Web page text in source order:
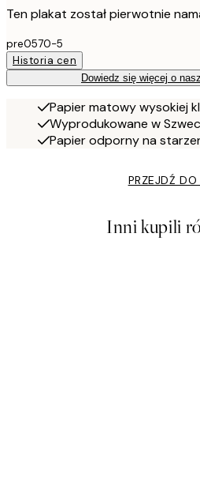
Ten plakat został pierwotnie
pre0570-5
Historia cen
Dowiedz się więcej o
Papier matowy wysokiej
Wyprodukowane w
Papier odporny na
PRZEJDŹ DO
Inni kupili